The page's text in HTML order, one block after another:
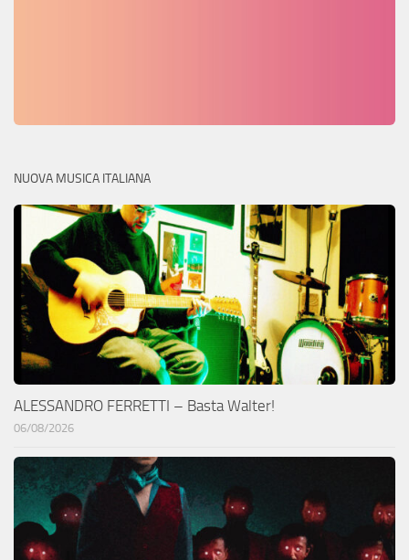
NUOVA MUSICA ITALIANA
ALESSANDRO FERRETTI – Basta Walter!
06/08/2026